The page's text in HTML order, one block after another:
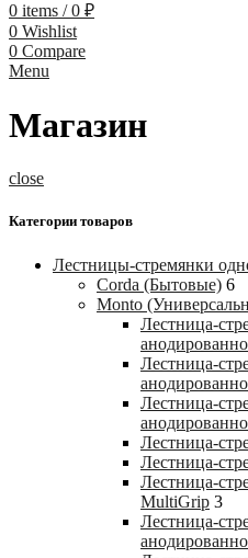
0 items / 0 ₽
0 Wishlist
0 Compare
Menu
Магазин
close
Категории товаров
Лестницы-стремянки
Corda (Бытовые) 6
Monto
Лестница-
Лестница-
Лестница-
Лестница-
Лестница-
Лестница-
MultiGrip 3
Лестница-